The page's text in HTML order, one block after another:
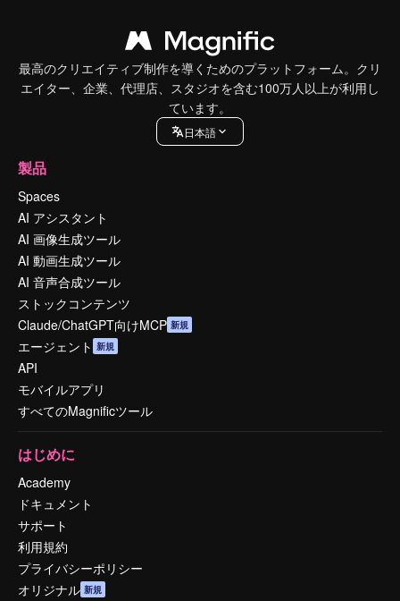
最高のクリエイティブ制作を導くためのプラットフォーム。クリ
エイター、企業、代理店、スタジオを含む100万人以上が利用し
ています。
日本語
製品
Spaces
AI アシスタント
AI 画像生成ツール
AI 動画生成ツール
AI 音声合成ツール
ストックコンテンツ
Claude/ChatGPT向けMCP 新規
エージェント 新規
API
モバイルアプリ
すべてのMagnificツール
はじめに
Academy
ドキュメント
サポート
利用規約
プライバシーポリシー
オリジナル 新規